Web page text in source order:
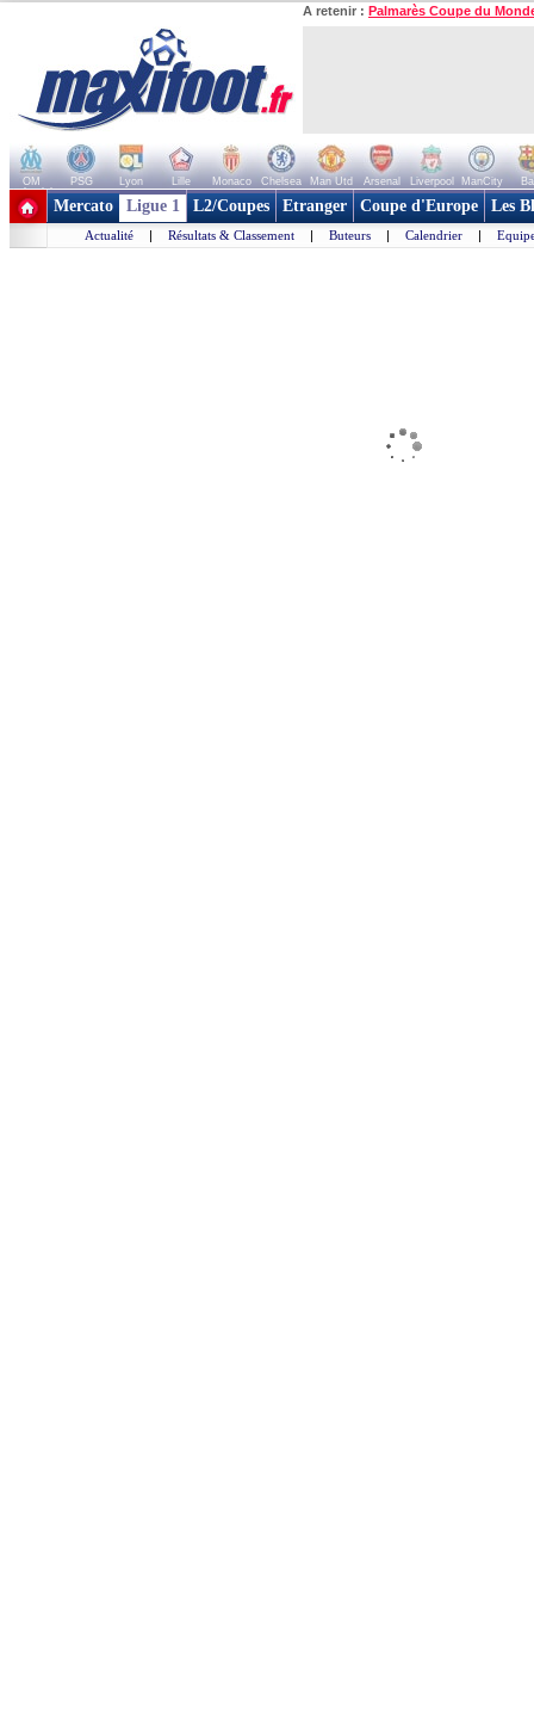
A retenir : Palmarès Coupe du
OM PSG Lyon Lille Monaco Chelsea Man Utd Arsenal Liverpool ManCity
+ de clubs
Mercato Ligue 1 L2/Coupes Etranger Coupe d'Europe Les
Actualité | Résultats & Classement | Buteurs | Calendrier |